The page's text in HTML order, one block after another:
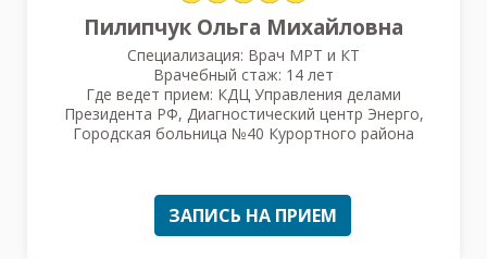
Пилипчук Ольга Михайловна
Специализация: Врач МРТ и КТ
Врачебный стаж: 14 лет
Где ведет прием: КДЦ Управления делами
Президента РФ, Диагностический центр Энерго,
Городская больница №40 Курортного района
ЗАПИСЬ НА ПРИЕМ